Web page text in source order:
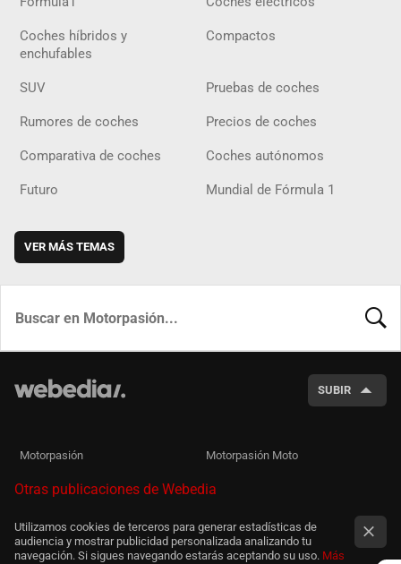
Coches híbridos y
enchufables
Compactos
SUV Pruebas de coches
Rumores de coches Precios de coches
Comparativa de coches Coches autónomos
Futuro Mundial de Fórmula 1
VER MÁS TEMAS
SUBIR
Motorpasión Motorpasión Moto
Otras publicaciones de Webedia
Utilizamos cookies de terceros para generar estadísticas de
audiencia y mostrar publicidad personalizada analizando tu
navegación. Si sigues navegando estarás aceptando su uso. Más